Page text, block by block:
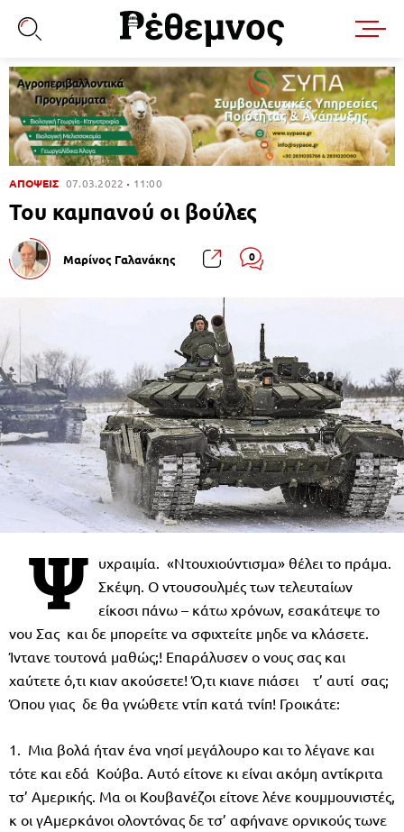
ΑΠΟΨΕΙΣ 07.03.2022 11:00
Του καμπανού οι βούλες
Μαρίνος Γαλανάκης 0
Ψ υχραιμία. «Ντουχιούντισμα» θέλει το πράμα.
Σκέψη. Ο ντουσουλμές των τελευταίων
είκοσι πάνω – κάτω χρόνων, εσακάτεψε το
νου Σας και δε μπορείτε να σφιχτείτε μηδε να κλάσετε.
Ίντανε τουτονά μαθώς;! Επαράλυσεν ο νους σας και
χαύτετε ό,τι κιαν ακούσετε! Ό,τι κιανε πιάσει τ’ αυτί σας;
Όπου γιας δε θα γνώθετε ντίπ κατά τνίπ! Γροικάτε:
1. Μια βολά ήταν ένα νησί μεγάλουρο και το λέγανε και
τότε και εδά Κούβα. Αυτό είτονε κι είναι ακόμη αντίκριτα
τσ’ Αμερικής. Μα οι Κουβανέζοι είτονε λένε κουμμουνιστές,
κ οι γΑμερκάνοι ολοντόνας δε τσ’ αφήνανε ορνικούς τωνε